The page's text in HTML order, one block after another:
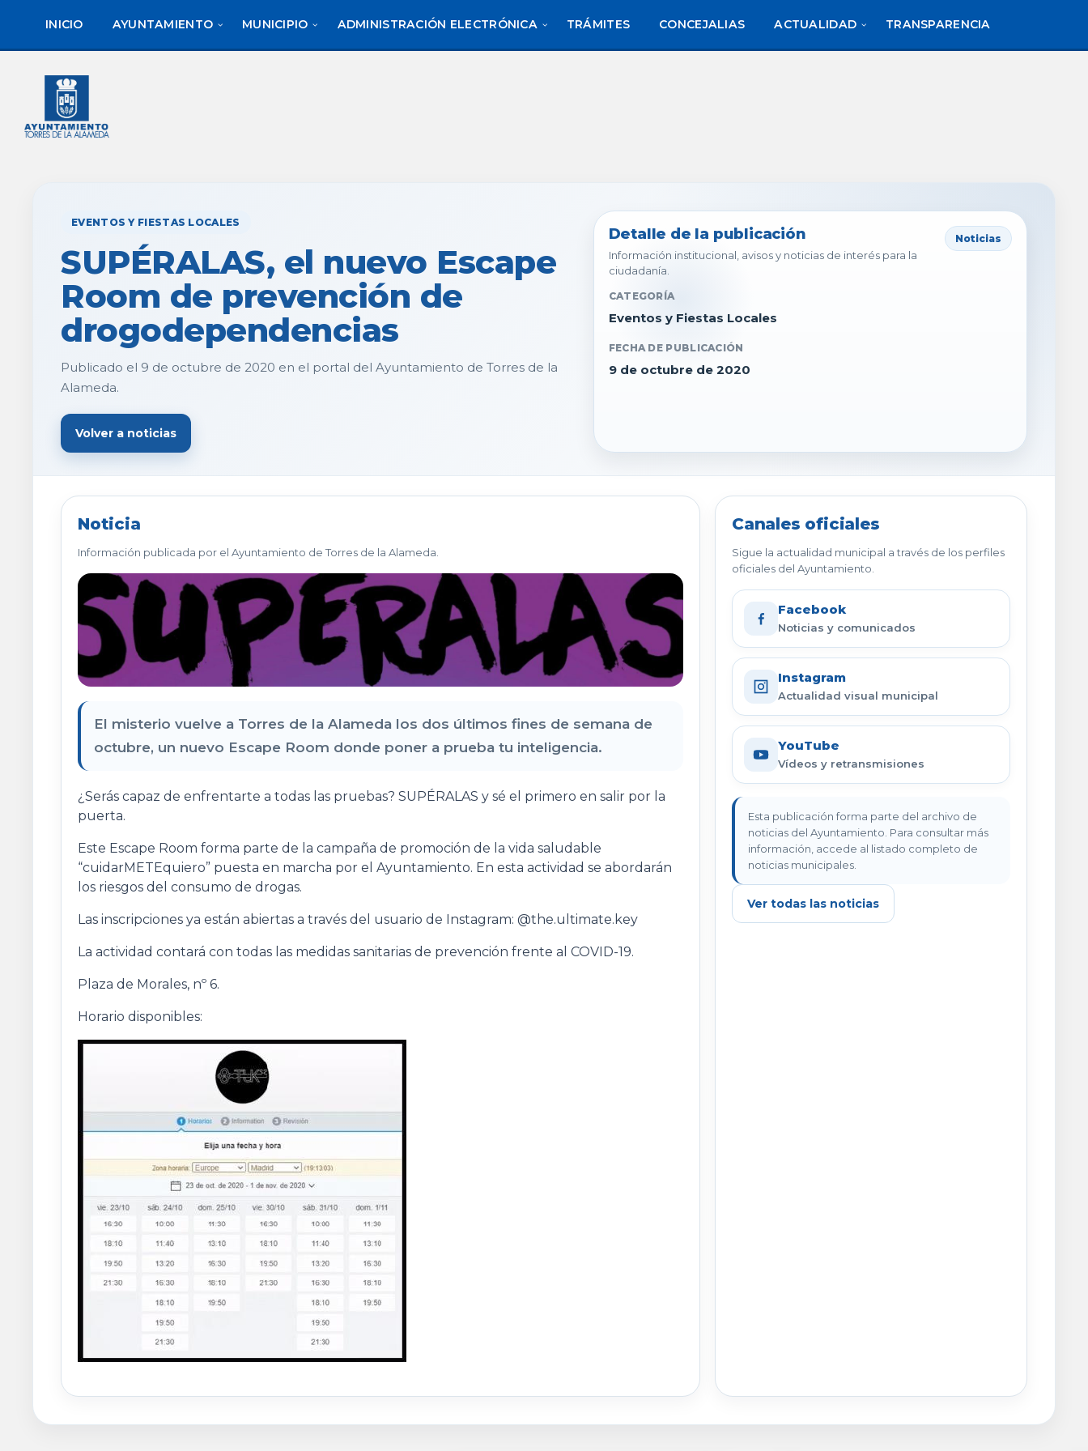
contenido
de
INICIO AYUNTAMIENTO MUNICIPIO ADMINISTRACIÓN ELECTRÓNICA TRÁMITES CONCEJALIAS ACTUALIDAD TRANSPARENCIA
EVENTOS Y FIESTAS LOCALES
SUPÉRALAS, el nuevo Escape
Room de prevención de
drogodependencias
Publicado el 9 de octubre de 2020 en el portal del Ayuntamiento de Torres de la
Alameda.
Volver a noticias
Detalle de la publicación
Información institucional, avisos y noticias de interés para la
ciudadanía.
Noticias
CATEGORÍA
Eventos y Fiestas Locales
FECHA DE PUBLICACIÓN
9 de octubre de 2020
Noticia
Información publicada por el Ayuntamiento de Torres de la Alameda.
El misterio vuelve a Torres de la Alameda los dos últimos fines de semana de
octubre, un nuevo Escape Room donde poner a prueba tu inteligencia.
¿Serás capaz de enfrentarte a todas las pruebas? SUPÉRALAS y sé el primero en salir por la
puerta.
Este Escape Room forma parte de la campaña de promoción de la vida saludable
“cuidarMETEquiero” puesta en marcha por el Ayuntamiento. En esta actividad se abordarán
los riesgos del consumo de drogas.
Las inscripciones ya están abiertas a través del usuario de Instagram: @the.ultimate.key
La actividad contará con todas las medidas sanitarias de prevención frente al COVID-19.
Plaza de Morales, nº 6.
Horario disponibles:
Canales oficiales
Sigue la actualidad municipal a través de los perfiles
oficiales del Ayuntamiento.
Facebook
Noticias y comunicados
Instagram
Actualidad visual municipal
YouTube
Vídeos y retransmisiones
Esta publicación forma parte del archivo de
noticias del Ayuntamiento. Para consultar más
información, accede al listado completo de
noticias municipales.
Ver todas las noticias